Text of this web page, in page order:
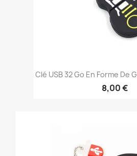
Clé USB 32 Go En Forme De
8,00 €